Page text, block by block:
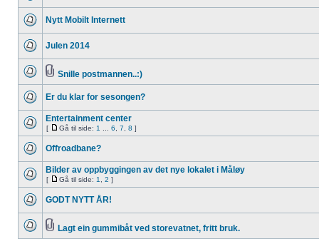
Nytt Mobilt Internett
Julen 2014
Snille postmannen..:)
Er du klar for sesongen?
Entertainment center
[ Gå til side: 1 6 7 8 ]
Offroadbane?
Bilder av oppbyggingen av det nye lokalet i Måløy
[ Gå til side: 1 2 ]
GODT NYTT ÅR!
Lagt ein gummibåt ved storevatnet, fritt bruk.